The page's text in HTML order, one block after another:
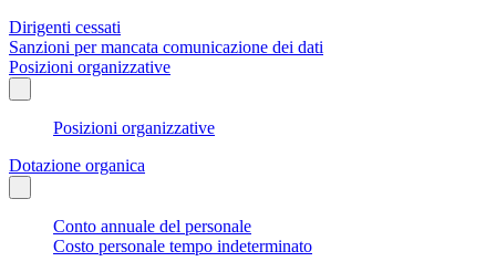
Dirigenti cessati
Sanzioni per mancata comunicazione dei dati
Posizioni organizzative
Posizioni organizzative
Dotazione organica
Conto annuale del personale
Costo personale tempo indeterminato